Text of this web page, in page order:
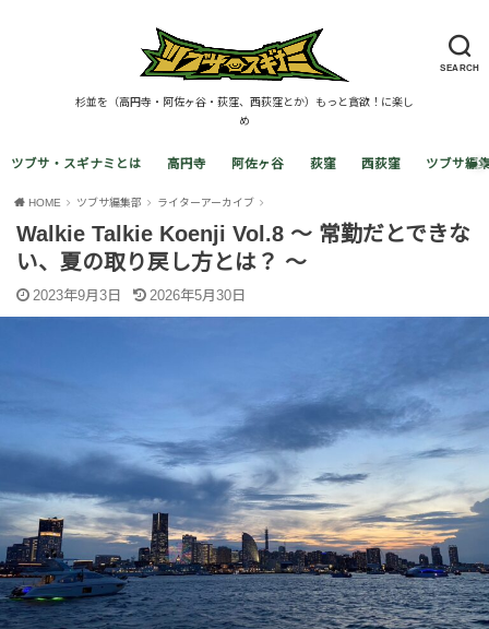
SEARCH
杉並を（高円寺・阿佐ヶ谷・荻窪、西荻窪とか）もっと貪欲！に楽し
め
ツブサ・スギナミとは 高円寺 阿佐ヶ谷 荻窪 西荻窪 ツブサ編
HOME ツブサ編集部 ライターアーカイブ
Walkie Talkie Koenji Vol.8 〜 常勤だとできな
い、夏の取り戻し方とは？ ～
2023年9月3日 2026年5月30日